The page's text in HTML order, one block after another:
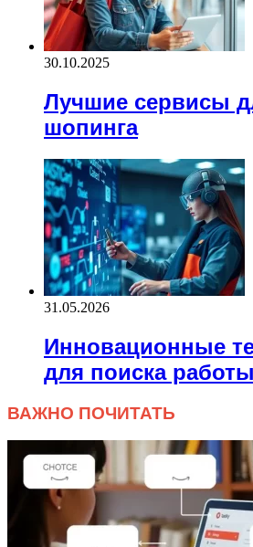
30.10.2025
Лучшие сервисы
шопинга
31.05.2026
Инновационные
для поиска работы
ВАЖНО ПОЧИТАТЬ